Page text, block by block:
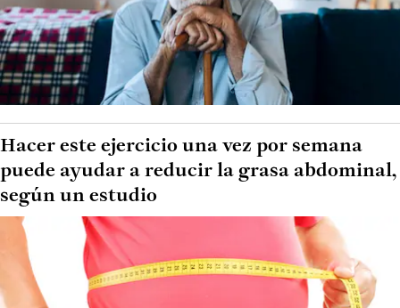
Hacer este ejercicio una vez por semana
puede ayudar a reducir la grasa abdominal,
según un estudio